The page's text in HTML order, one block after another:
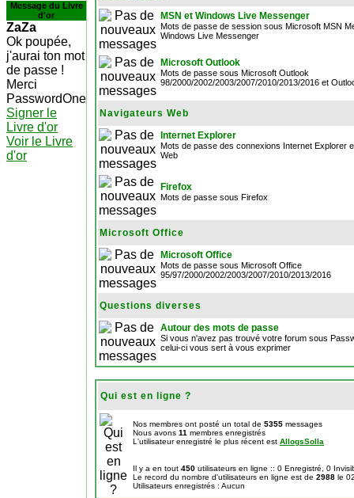
Message du Livre
d'or
ZaZa
Ok poupée,
j'aurai ton mot
de passe !
Merci
PasswordOne
Signer le
Livre d'or
Voir le Livre
d'or
MSN et Windows Live Messenger
Mots de passe de session sous Microsoft MSN
Windows Live Messenger
Microsoft Outlook
Mots de passe sous Microsoft Outlook
98/2000/2002/2003/2007/2010/2013/2016 et
Navigateurs Web
Internet Explorer
Mots de passe des connexions Internet Explorer
Web
Firefox
Mots de passe sous Firefox
Microsoft Office
Microsoft Office
Mots de passe sous Microsoft Office
95/97/2000/2002/2003/2007/2010/2013/2016
Questions diverses
Autour des mots de passe
Si vous n'avez pas trouvé votre forum sous
celui-ci vous sert à vous exprimer
Qui est en ligne ?
Nos membres ont posté un total de 5355 messages
Nous avons 11 membres enregistrés
L'utilisateur enregistré le plus récent est AllogsSolla
Il y a en tout 450 utilisateurs en ligne :: 0 Enregistré, 0
Le record du nombre d'utilisateurs en ligne est de 2988 le
Utilisateurs enregistrés : Aucun